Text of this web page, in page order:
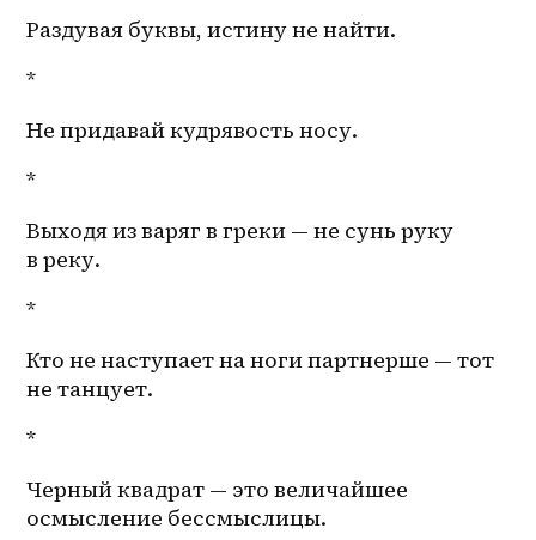
Раздувая буквы, истину не найти.
*
Не придавай кудрявость носу.
*
Выходя из варяг в греки — не сунь руку
в реку.
*
Кто не наступает на ноги партнерше — тот
не танцует.
*
Черный квадрат — это величайшее
осмысление бессмыслицы.